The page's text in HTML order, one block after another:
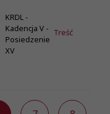
KRDL -
Kadencja V -
Posiedzenie
XV
Treść